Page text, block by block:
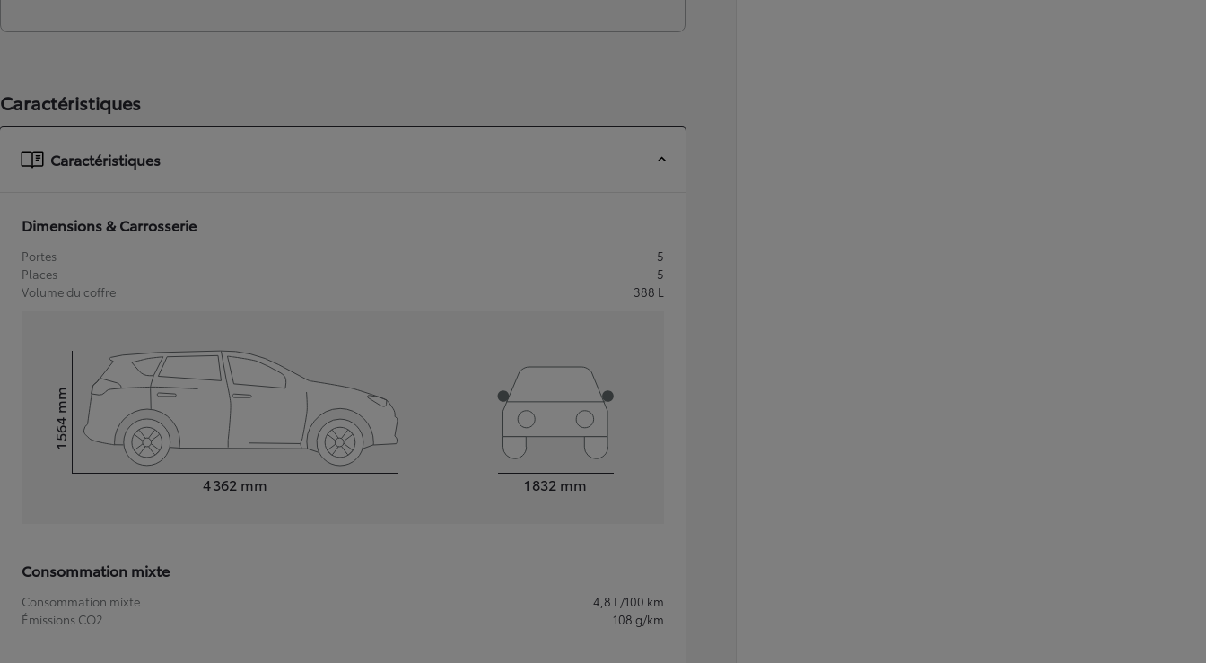
Caractéristiques
Caractéristiques
Dimensions & Carrosserie
Portes
5
Places
5
Volume du coffre
388 L
4 362 mm
Hauteur1 564
mm
1 832 mm
Consommation mixte
Consommation mixte 4,8 L/100 km
Émissions CO2
108 g/km